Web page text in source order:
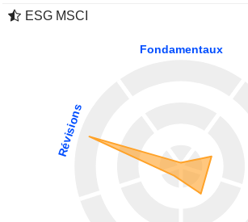
ESG MSCI